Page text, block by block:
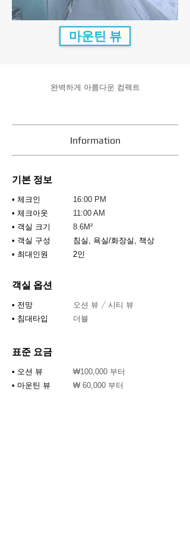
마운틴 뷰
완벽하게 아름다운 컴팩트
Information
기본 정보
• 체크인
• 체크아웃
• 객실 크기
• 객실 구성
• 최대인원
16:00 PM
11:00 AM
8.6M²
침실, 욕실/화장실, 책상
2인
​객실 옵션
• 전망
• 침대타입
오션 뷰 / 시티 뷰
더블
표준 요금
• 오션 뷰
• 마운틴 뷰
₩100,000 부터
₩ 60,000 부터